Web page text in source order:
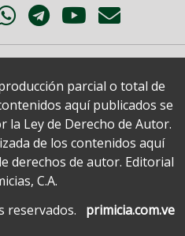
parcial o total de
aquí publicados se
Ley de Derecho de Autor.
de los contenidos aquí
derechos de autor. Editorial
C.A.
reservados.
primicia.com.ve